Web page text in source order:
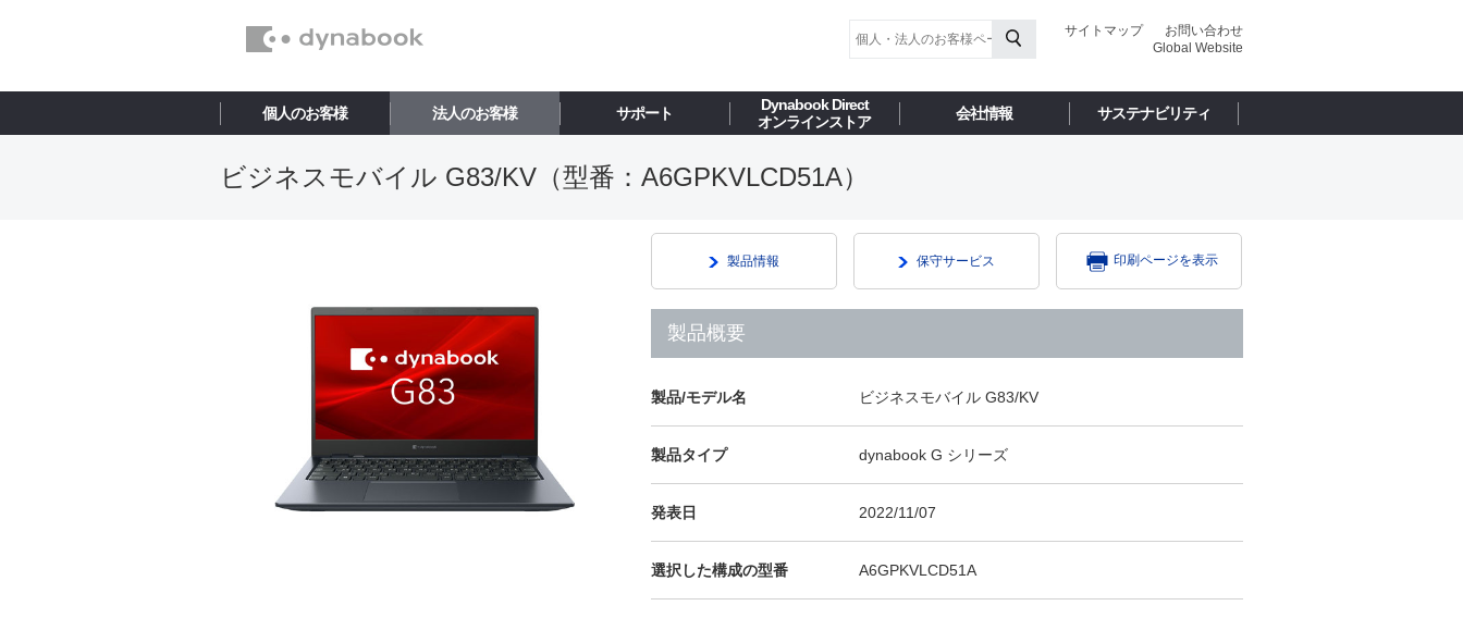
お問い合わせ
サイトマップ
Global Website
個人のお客様 法人のお客様 サポート
Dynabook Direct
オンラインストア
会社情報 サステナビリティ
ビジネスモバイル G83/KV（型番：A6GPKVLCD51A）
製品情報 保守サービス 印刷ページを表示
製品概要
製品/モデル名 ビジネスモバイル G83/KV
製品タイプ dynabook G シリーズ
発表日 2022/11/07
選択した構成の型番 A6GPKVLCD51A